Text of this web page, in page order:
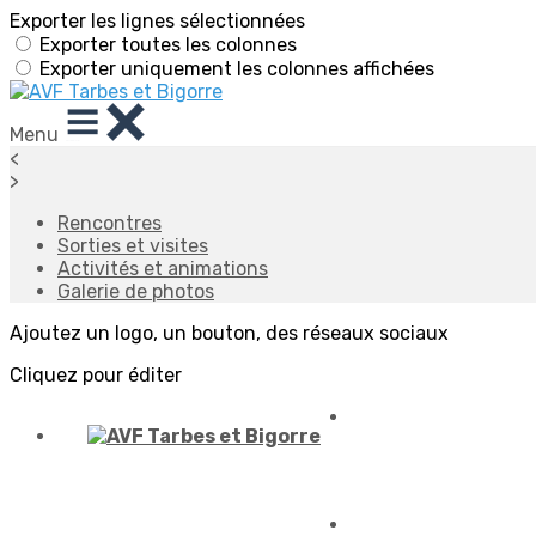
Exporter les lignes sélectionnées
Exporter toutes les colonnes
Exporter uniquement les colonnes affichées
Menu
<
>
Rencontres
Sorties et visites
Activités et animations
Galerie de photos
Ajoutez un logo, un bouton, des réseaux sociaux
Cliquez pour éditer